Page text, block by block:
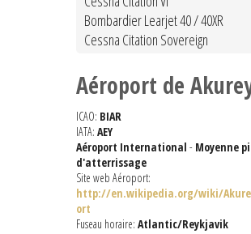
Bombardier Learjet 40 / 40XR
Cessna Citation Sovereign
Aéroport de
ICAO: BIAR
IATA: AEY
Aéroport International - Moyenne
d'atterrissage
Site web Aéroport:
http://en.wikipedia.org/wiki/
ort
Fuseau horaire: Atlantic/Reykjavik